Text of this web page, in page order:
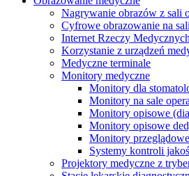
Nagrywanie obrazów z sali
Cyfrowe obrazowanie na
Internet Rzeczy
Korzystanie z urządzeń
Medyczne terminale
Monitory medyczne
Monitory dla
Monitory na sale
Monitory opisowe
Monitory opisowe
Monitory przeglądowe
Systemy kontroli
Projektory medyczne z